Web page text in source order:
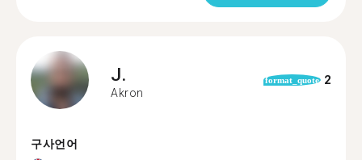
J.
Akron
format_quote 2
구사언어